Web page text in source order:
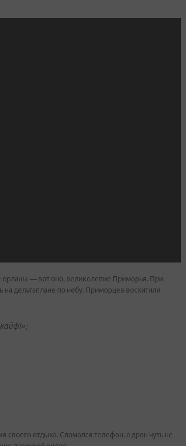
орланы — вот оно, великолепие Приморья. При
дельтаплане по небу. Приморцев восхитили
отдыха. Сломался телефон, а дрон чуть не